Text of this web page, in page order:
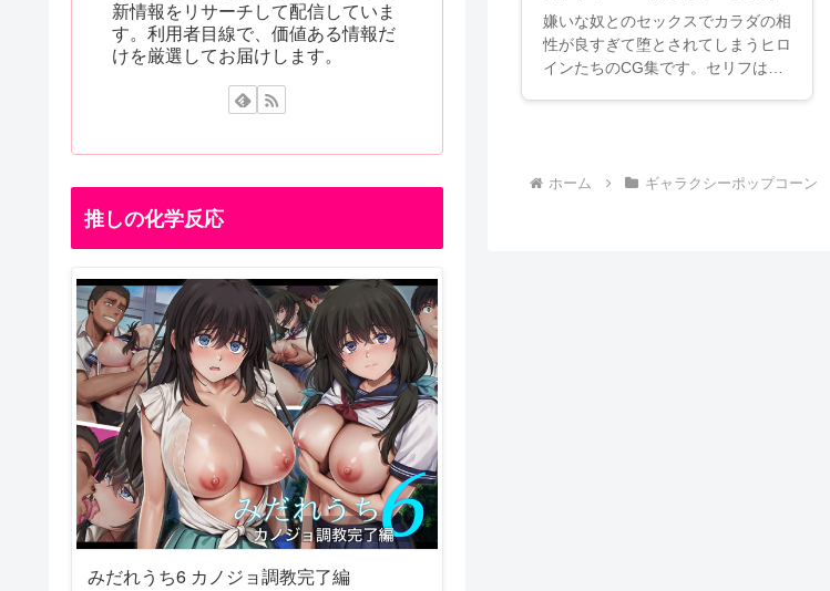
【蘭＆灰原編】』はDLsiteより安
い？徹底解説
嫌いな奴とのセックスでカラダの相
性が良すぎて堕とされてしまうヒロ
インたちのCG集です。セリフはあ
動感を追加画像サイ
ホーム ギャラクシーポップコーン
新情報をリサーチして配信していま
す。利用者目線で、価値ある情報だ
けを厳選してお届けします。
推しの化学反応
みだれうち6 カノジョ調教完了編